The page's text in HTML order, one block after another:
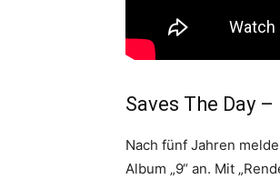
Saves The Day
Nach fünf Jahren
Album „9“ an. Mit